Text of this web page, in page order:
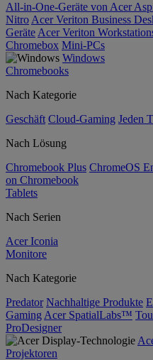
All-in-One-Geräte von Acer
Nitro Acer Veriton Business
Geräte Acer Veriton
Chromebox Mini-PCs
Windows
Chromebooks
Nach Kategorie
Geschäft Cloud-Gaming Jeden
Nach Lösung
Chromebook Plus ChromeOS
on Chromebook
Tablets
Nach Serien
Acer Iconia
Monitore
Nach Kategorie
Predator Nachhaltige Produkte
Gaming Acer SpatialLabs™
ProDesigner
Projektoren